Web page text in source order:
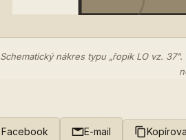
Schematický nákres typu „řopík LO vz.
Facebook E-mail